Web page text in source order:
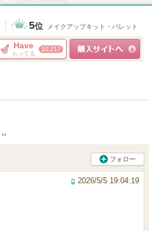
5位 メイクアップキット・パレット
Have
もってる
10,217
フォロー
2026/5/5 19:04:19